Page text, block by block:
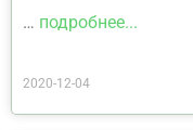
… подробнее...
2020-12-04